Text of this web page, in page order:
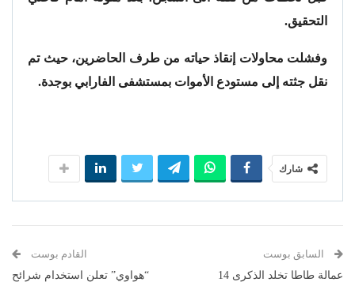
التحقيق.
وفشلت محاولات إنقاذ حياته من طرف الحاضرين، حيث تم
نقل جثته إلى مستودع الأموات بمستشفى الفارابي بوجدة.
شارك
السابق بوست
عمالة طاطا تخلد الذكرى 14
القادم بوست
“هواوي” تعلن استخدام شرائح